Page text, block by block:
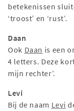
betekenissen
‘troost’ en ‘rust’.
Daan
Ook Daan is een
4 letters. Deze
mijn rechter’.
Levi
Bij de naam Levi